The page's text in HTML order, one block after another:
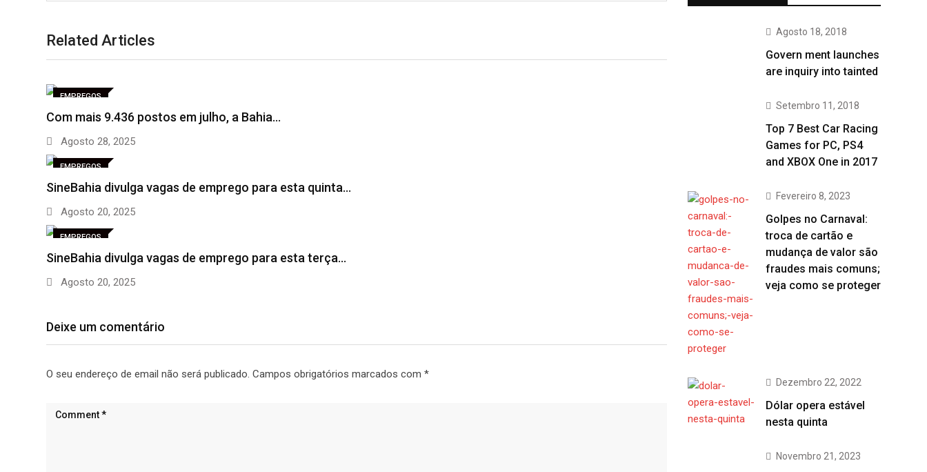
Related Articles
EMPREGOS
Com mais 9.436 postos em julho, a Bahia…
Agosto 28, 2025
EMPREGOS
SineBahia divulga vagas de emprego para esta quinta…
Agosto 20, 2025
EMPREGOS
SineBahia divulga vagas de emprego para esta terça…
Agosto 20, 2025
Deixe um comentário
O seu endereço de email não será publicado. Campos obrigatórios marcados com *
Agosto 18, 2018
Govern ment launches
are inquiry into tainted
Setembro 11, 2018
Top 7 Best Car Racing
Games for PC, PS4
and XBOX One in 2017
Fevereiro 8, 2023
Golpes no Carnaval:
troca de cartão e
mudança de valor são
fraudes mais comuns;
veja como se proteger
Dezembro 22, 2022
Dólar opera estável
nesta quinta
Novembro 21, 2023